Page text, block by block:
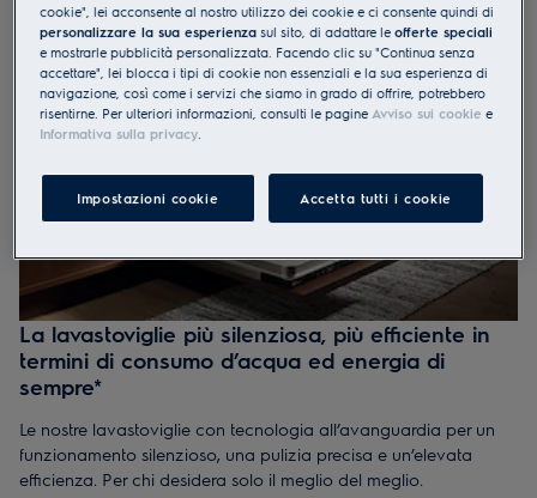
La lavastoviglie più silenziosa, più efficiente in
termini di consumo d’acqua ed energia di
sempre*
Le nostre lavastoviglie con tecnologia all’avanguardia per un
funzionamento silenzioso, una pulizia precisa e un’elevata
efficienza. Per chi desidera solo il meglio del meglio.
cookie", lei acconsente al nostro utilizzo dei cookie e ci consente quindi di
personalizzare la sua esperienza sul sito, di adattare leofferte speciali
e mostrarle pubblicità personalizzata. Facendo clic su "Continua senza
accettare", lei blocca i tipi di cookie non essenziali e la sua esperienza di
navigazione, così come i servizi che siamo in grado di offrire, potrebbero
risentirne. Per ulteriori informazioni, consulti le pagineAvviso sui cookie e
Informativa sulla privacy.
Impostazioni cookie Accetta tutti i cookie